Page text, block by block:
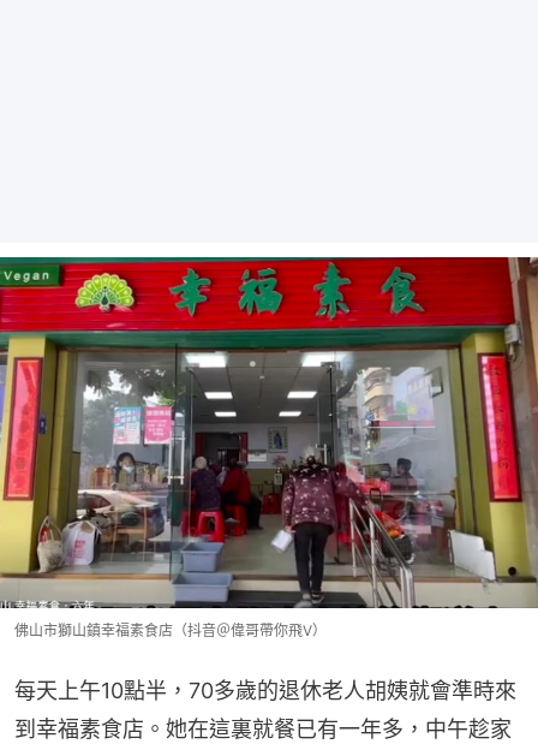
佛山市獅山鎮幸福素食店（抖音＠偉哥帶你飛V）
每天上午10點半，70多歲的退休老人胡姨就會準時來
到幸福素食店。她在這裏就餐已有一年多，中午趁家